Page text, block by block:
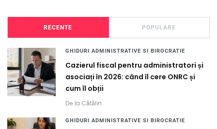
RECENTE POPULARE
GHIDURI ADMINISTRATIVE SI BIROCRATIE
Cazierul fiscal pentru administratori și
asociați în 2026: când îl cere ONRC și
cum îl obții
De la Cătălin
GHIDURI ADMINISTRATIVE SI BIROCRATIE